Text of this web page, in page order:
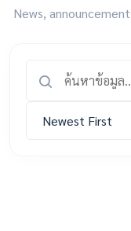
News,